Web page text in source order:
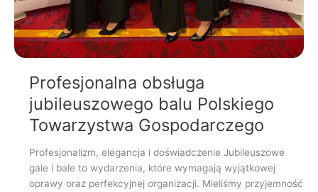
Profesjonalna obsługa
jubileuszowego balu Polskiego
Towarzystwa Gospodarczego
Profesjonalizm, elegancja i doświadczenie Jubileuszowe
gale i bale to wydarzenia, które wymagają wyjątkowej
oprawy oraz perfekcyjnej organizacji. Mieliśmy przyjemność